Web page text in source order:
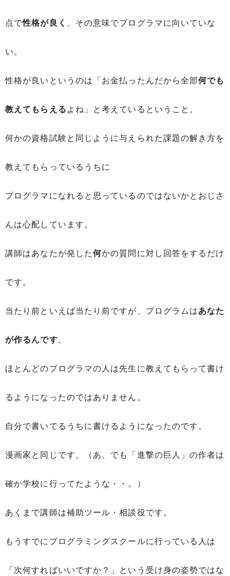
点で性格が良く 、その意味でプログラマに向いていな
い。
性格が良いというのは「お金払ったんだから全部何でも
教えてもらえる よね」と考えているということ。
何かの資格試験と同じように与えられた課題の解き方を
教えてもらっているうちに
プログラマになれると思っているのではないかとおじさ
んは心配しています。
講師はあなたが発した何かの質問に対し回答をするだけ
です。
当たり前といえば当たり前ですが、プログラムはあなた
が作るんです。
ほとんどのプログラマの人は先生に教えてもらって書け
るようになったのではありません。
自分で書いてるうちに書けるようになったのです。
漫画家と同じです。（あ、でも「進撃の巨人」の作者は
確か学校に行ってたような・・。）
あくまで講師は補助ツール・相談役です。
もうすでにプログラミングスクールに行っている人は
「次何すればいいですか？」という受け身の姿勢ではな